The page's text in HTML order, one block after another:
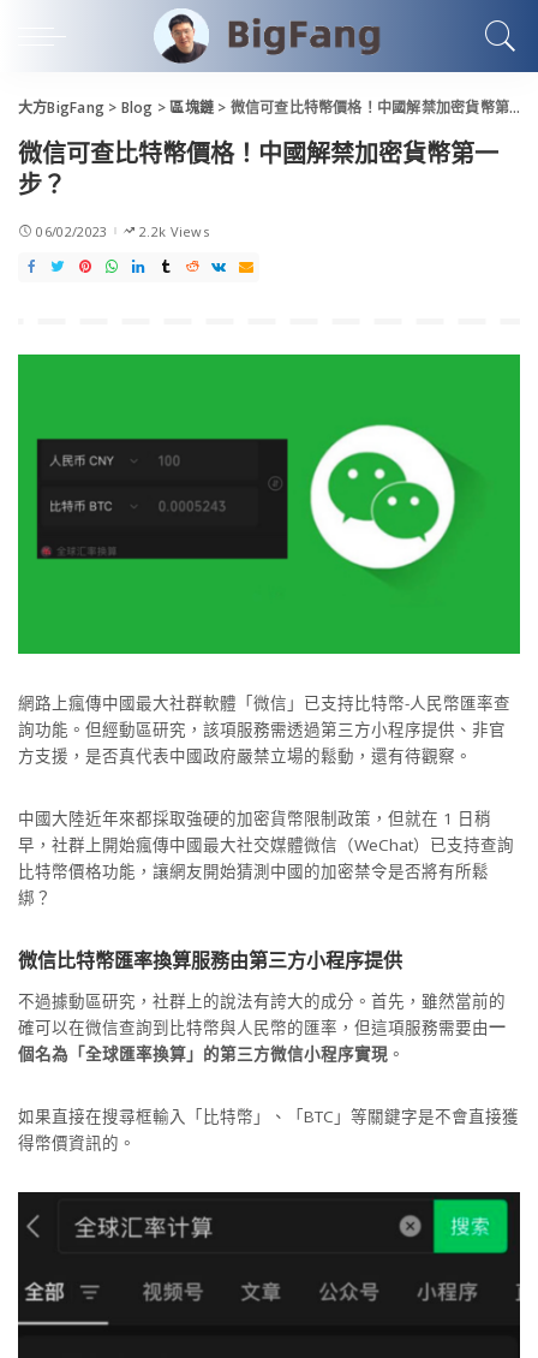
大方BigFang > Blog >區塊鏈 > 微信可查比特幣價格！中國解禁加密貨幣第一步？
微信可查比特幣價格！中國解禁加密貨幣第一
步？
06/02/2023 2.2k Views
網路上瘋傳中國最大社群軟體「微信」已支持比特幣-人民幣匯率查
詢功能。但經動區研究，該項服務需透過第三方小程序提供、非官
方支援，是否真代表中國政府嚴禁立場的鬆動，還有待觀察。
中國大陸近年來都採取強硬的加密貨幣限制政策，但就在 1 日稍
早，社群上開始瘋傳中國最大社交媒體微信（WeChat）已支持查詢
比特幣價格功能，讓網友開始猜測中國的加密禁令是否將有所鬆
綁？
微信比特幣匯率換算服務由第三方小程序提供
不過據動區研究，社群上的說法有誇大的成分。首先，雖然當前的
確可以在微信查詢到比特幣與人民幣的匯率，但這項服務需要由一
個名為「全球匯率換算」的第三方微信小程序實現 。
如果直接在搜尋框輸入「比特幣」、「BTC」等關鍵字是不會直接獲
得幣價資訊的。